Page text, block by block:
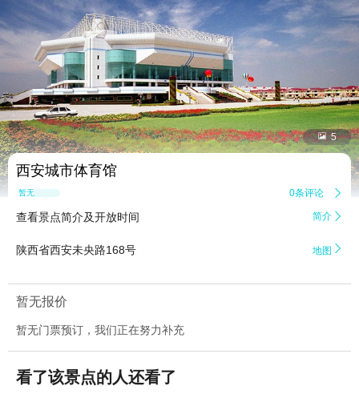
 5
西安城市体育馆
暂无点评 0条评论 
查看景点简介及开放时间 简介 
陕西省西安未央路168号 地图 
暂无报价
暂无门票预订，我们正在努力补充
看了该景点的人还看了
